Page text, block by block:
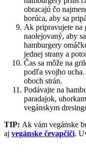
obracajú čo
horúca, aby sa
Ak pripravujete na
naolejovaný, aby
hamburgery
jednej strany a
Čas sa môže na
podľa svojho ucha.
oboch strán.
Podávajte na
paradajok,
vegánskym
TIP: Ak vám vegánske
aj vegánske čevapčiči.